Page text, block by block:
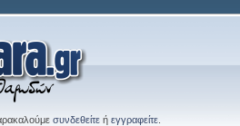
συνδεθείτε ή εγγραφείτε